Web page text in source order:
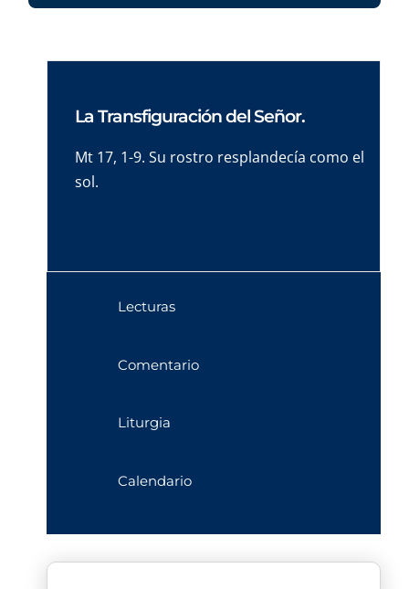
La Transfiguración del Señor.
Mt 17, 1-9. Su rostro resplandecía como el
sol.
Lecturas
Comentario
Liturgia
Calendario